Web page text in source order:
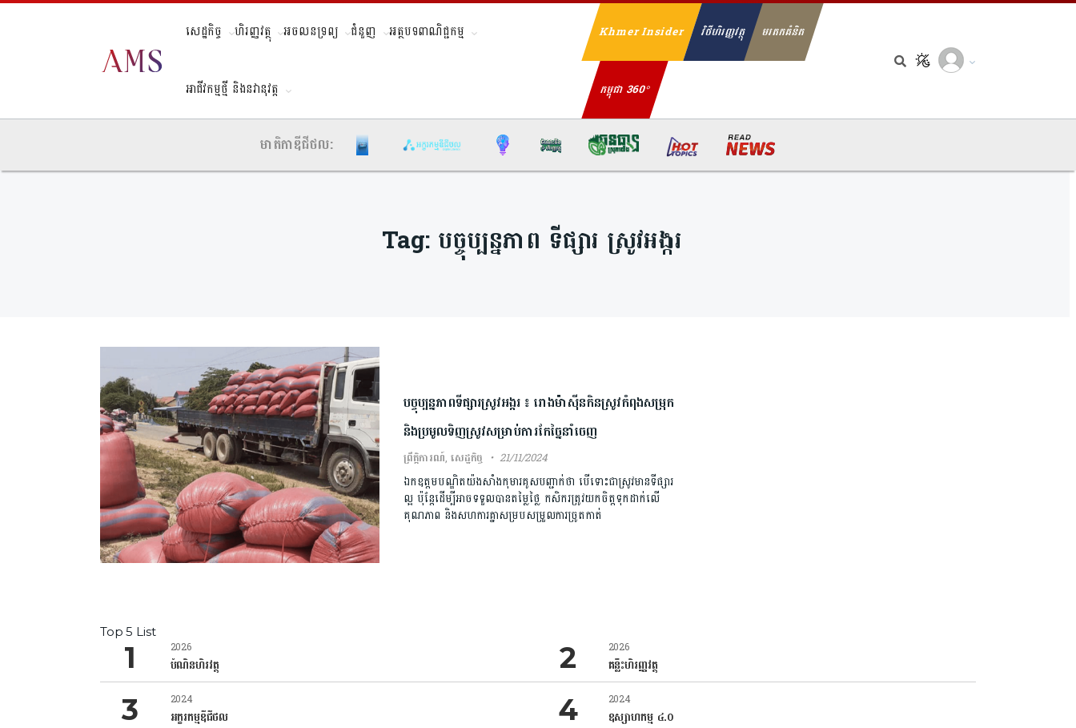
សេដ្ឋកិច្ច ហិរញ្ញវត្ថុ អចលនទ្រព្យ ជំនួញ អត្ថបទពាណិជ្ជកម្ម
អាជីវកម្មថ្មី និងនវានុវត្ត
Khmer Insider វិថីហិរញ្ញវត្ថុ មរតកគំនិត
កម្ពុជា 360°
មាតិកាឌីជីថល:
Tag: បច្ចុប្បន្នភាព ទីផ្សារ ស្រូវអង្ករ
បច្ចុប្បន្នភាពទីផ្សារស្រូវអង្ករ ៖ រោងម៉ាស៊ីនកិនស្រូវកំពុងសម្រុក
និងប្រមូលទិញស្រូវសម្រាប់ការកែច្នៃនាំចេញ
ព្រឹត្តិការណ៍, សេដ្ឋកិច្ច 21/11/2024
ឯកឧត្តមបណ្ឌិតយ៉ងសាំងកុមារគូសបញ្ជាក់ថា បើទោះជាស្រូវមានទីផ្សារ
ល្អ ប៉ុន្តែដើម្បីអាចទទួលបានតម្លៃថ្លៃ កសិករត្រូវយកចិត្តទុកដាក់លើ
គុណភាព និងសហការគ្នាសម្របសម្រួលការច្រូតកាត់
Top 5 List
2026
បំណិនហិរវត្ថុ
2026
គន្លឹះហិរញ្ញវត្ថុ
2024
អក្ខរកម្មឌីជីថល
2024
ឧស្សាហកម្ម ៤.០